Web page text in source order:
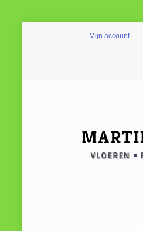
Mijn account